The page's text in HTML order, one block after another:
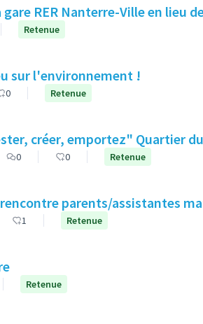
RER Nanterre-Ville en lieu
Retenue
sur l'environnement !
0 Retenue
Ateliers créatifs "Venez,
0 0 Retenue
parents/assistantes
1 Retenue
Retenue